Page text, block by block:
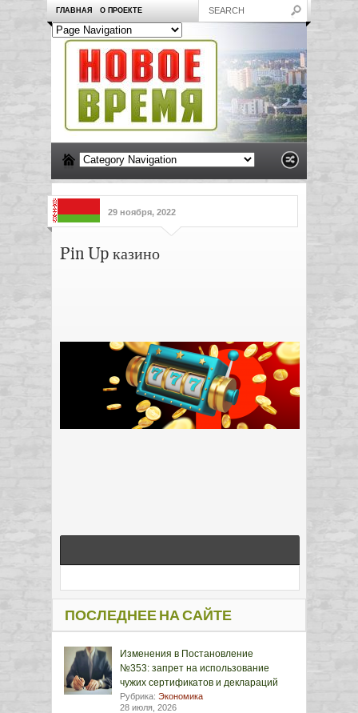
ГЛАВНАЯ О ПРОЕКТЕ
29 ноября, 2022
Pin Up казино
ПОСЛЕДНЕЕ НА САЙТЕ
Изменения в Постановление
№353: запрет на использование
чужих сертификатов и деклараций
Рубрика: Экономика
28 июля, 2026